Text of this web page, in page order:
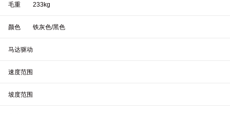
毛重 233kg
颜色 铁灰色/黑色
马达驱动
速度范围
坡度范围